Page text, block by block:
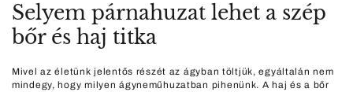
Selyem párnahuzat lehet a szép
bőr és haj titka
Mivel az életünk jelentős részét az ágyban töltjük, egyáltalán nem
mindegy, hogy milyen ágyneműhuzatban pihenünk. A haj és a bőr